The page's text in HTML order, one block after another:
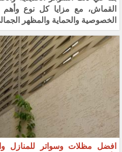
القماش، مع مزايا كل نوع وأهم
الخصوصية والحماية والمظهر
افضل مظلات وسواتر للمنازل